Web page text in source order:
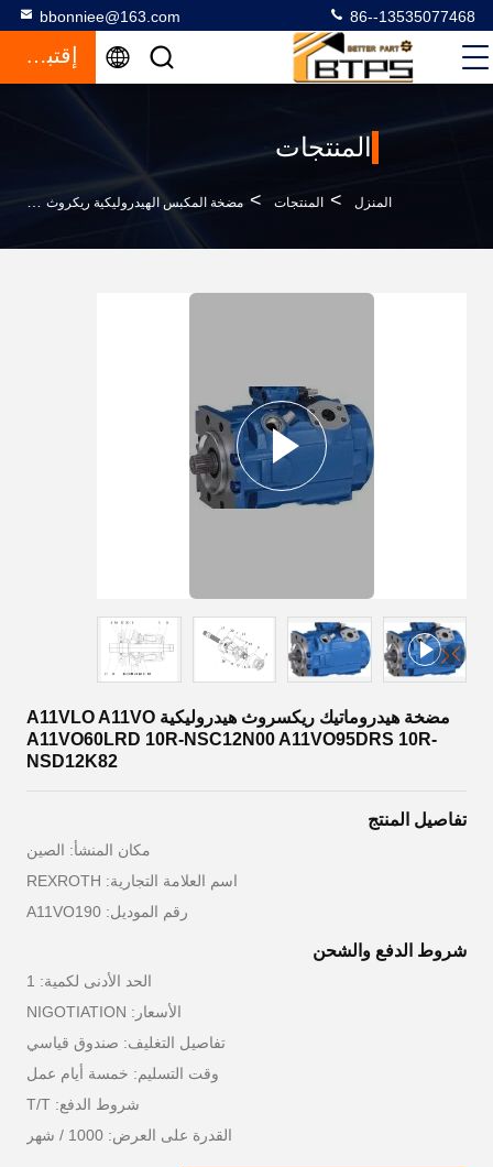
bbonniee@163.com 86--13535077468
إقتباس
المنتجات
المنزل > المنتجات > مضخة المكبس الهيدروليكية ريكروث >
مضخة هيدروماتيك ريكسروث هيدروليكية A11VLO A11VO
A11VO60LRD 10R-NSC12N00 A11VO95DRS 10R-
NSD12K82
تفاصيل المنتج
مكان المنشأ: الصين
اسم العلامة التجارية: REXROTH
رقم الموديل: A11VO190
شروط الدفع والشحن
الحد الأدنى لكمية: 1
الأسعار: NIGOTIATION
تفاصيل التغليف: صندوق قياسي
وقت التسليم: خمسة أيام عمل
شروط الدفع: T/T
القدرة على العرض: 1000 / شهر